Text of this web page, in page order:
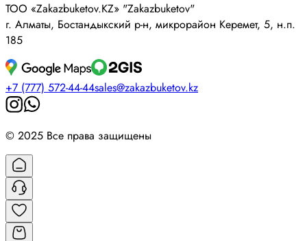
ТОО «Zakazbuketov.KZ» "Zakazbuketov"
г. Алматы, Бостандыкский р-н, микрорайон Керемет, 5, н.п.
185
+7 (777) 572-44-44sales@zakazbuketov.kz
© 2025 Все права защищены